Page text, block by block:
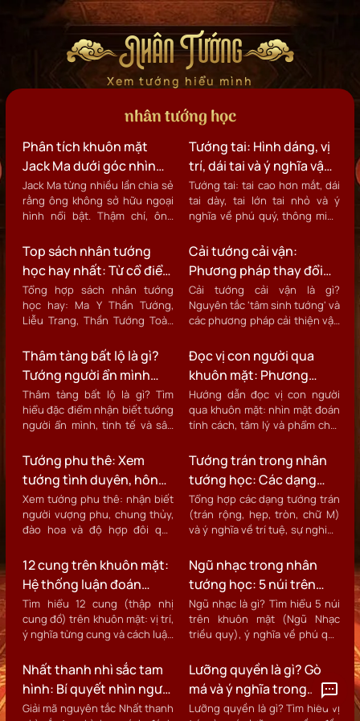
Nhân Tướng
Xem tướng hiểu mình
nhân tướng học
Phân tích khuôn mặt
Jack Ma dưới góc nhìn
nhân tướng học: Điều gì
tạo nên khí chất của một
nhà lãnh đạo?
Jack Ma từng nhiều lần chia sẻ
rằng ông không sở hữu ngoại
hình nổi bật. Thậm chí, ông
việc làm trước khi sáng lập
Alibaba và trở thành một trong
những doanh nhân có ảnh
hưởng nhất thế giới.
Tướng tai: Hình dáng, vị
trí, dái tai và ý nghĩa vận
mệnh
Tướng tai: tai cao hơn mắt, dái
tai dày, tai lớn tai nhỏ và ý
nghĩa về phú quý, thông minh
Top sách nhân tướng
học hay nhất: Từ cổ điển
đến hiện đại
Tổng hợp sách nhân tướng
học hay: Ma Y Thần Tướng,
Liễu Trang, Thần Tướng Toàn
Cải tướng cải vận:
Phương pháp thay đổi
vận mệnh từ khuôn mặt
theo nhân tướng học
Cải tướng cải vận là gì?
Nguyên tắc 'tâm sinh tướng' và
các phương pháp cải thiện vận
Thâm tàng bất lộ là gì?
Tướng người ẩn mình
chờ thời trong nhân
tướng học
Thâm tàng bất lộ là gì? Tìm
hiểu đặc điểm nhận biết tướng
người ẩn mình, tinh tế và sâu
Đọc vị con người qua
khuôn mặt: Phương
pháp ứng dụng nhân
tướng học thực tế
Hướng dẫn đọc vị con người
qua khuôn mặt: nhìn mặt đoán
tính cách, tâm lý và phẩm chất
Tướng phu thê: Xem
tướng tình duyên, hôn
nhân và độ hợp đôi
Xem tướng phu thê: nhận biết
người vượng phu, chung thủy,
đào hoa và độ hợp đôi qua
Tướng trán trong nhân
tướng học: Các dạng
trán và cách luận đoán
vận mệnh
Tổng hợp các dạng tướng trán
(trán rộng, hẹp, tròn, chữ M)
và ý nghĩa về trí tuệ, sự nghiệp
12 cung trên khuôn mặt:
Hệ thống luận đoán
chuẩn nhân tướng học
cổ truyền
Tìm hiểu 12 cung (thập nhị
cung đồ) trên khuôn mặt: vị trí,
ý nghĩa từng cung và cách luận
Ngũ nhạc trong nhân
tướng học: 5 núi trên
khuôn mặt và ý nghĩa
phú quý
Ngũ nhạc là gì? Tìm hiểu 5 núi
trên khuôn mặt (Ngũ Nhạc
triều quy), ý nghĩa về phú quý
Nhất thanh nhì sắc tam
hình: Bí quyết nhìn người
chuẩn xác trong nhân
Giải mã nguyên tắc Nhất thanh
Lưỡng quyền là gì? Gò
má và ý nghĩa trong
nhân tướng học
Lưỡng quyền là gì? Tìm hiểu vị